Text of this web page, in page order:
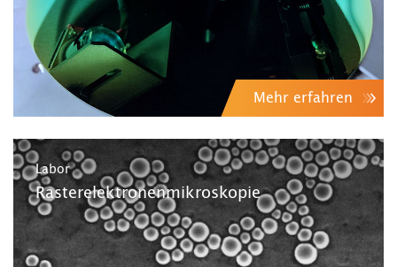
Mehr erfahren
Labor
Rasterelektronenmikroskopie